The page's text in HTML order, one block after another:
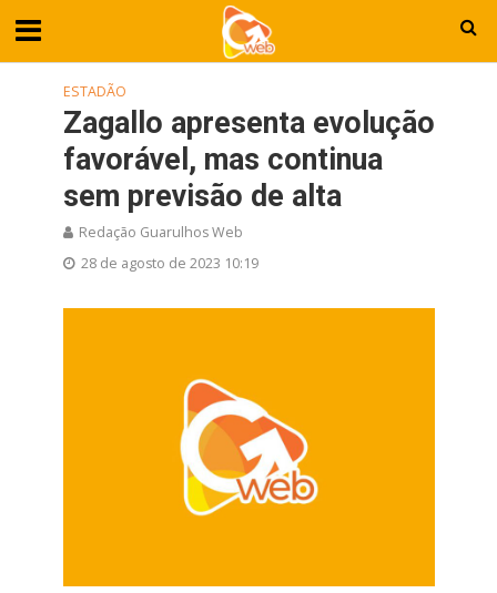
ESTADÃO
Zagallo apresenta evolução
favorável, mas continua
sem previsão de alta
Redação Guarulhos Web
28 de agosto de 2023 10:19